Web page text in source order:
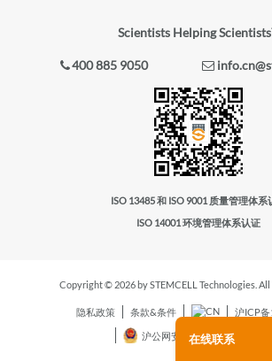
Scientists Helping
400 885 9050
ISO 13485 和 ISO 9001 质量管理体系
ISO 14001 环境管理体系认证
Copyright © 2026 by STEMCELL Technologies. All
隐私政策 条款&条件 沪ICP
沪公网安备31010102008431号
在线联系